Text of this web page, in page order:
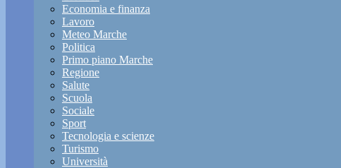
Economia e finanza
Lavoro
Meteo Marche
Politica
Primo piano Marche
Regione
Salute
Scuola
Sociale
Sport
Tecnologia e scienze
Turismo
Università